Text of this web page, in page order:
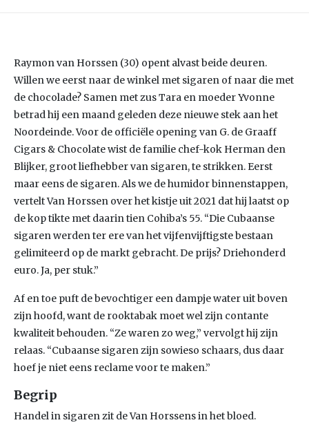
Raymon van Horssen (30) opent alvast beide deuren.
Willen we eerst naar de winkel met sigaren of naar die met
de chocolade? Samen met zus Tara en moeder Yvonne
betrad hij een maand geleden deze nieuwe stek aan het
Noordeinde. Voor de officiële opening van G. de Graaff
Cigars & Chocolate wist de familie chef-kok Herman den
Blijker, groot liefhebber van sigaren, te strikken. Eerst
maar eens de sigaren. Als we de humidor binnenstappen,
vertelt Van Horssen over het kistje uit 2021 dat hij laatst op
de kop tikte met daarin tien Cohiba’s 55. “Die Cubaanse
sigaren werden ter ere van het vijfenvijftigste bestaan
gelimiteerd op de markt gebracht. De prijs? Driehonderd
euro. Ja, per stuk.”
Af en toe puft de bevochtiger een dampje water uit boven
zijn hoofd, want de rooktabak moet wel zijn contante
kwaliteit behouden. “Ze waren zo weg,” vervolgt hij zijn
relaas. “Cubaanse sigaren zijn sowieso schaars, dus daar
hoef je niet eens reclame voor te maken.”
Begrip
Handel in sigaren zit de Van Horssens in het bloed.